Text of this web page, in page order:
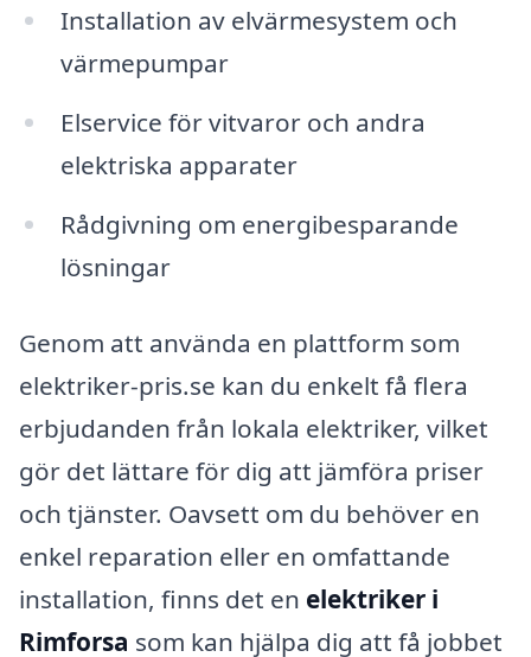
Installation av elvärmesystem och
värmepumpar
Elservice för vitvaror och andra
elektriska apparater
Rådgivning om energibesparande
lösningar
Genom att använda en plattform som
elektriker-pris.se kan du enkelt få flera
erbjudanden från lokala elektriker, vilket
gör det lättare för dig att jämföra priser
och tjänster. Oavsett om du behöver en
enkel reparation eller en omfattande
installation, finns det en elektriker i
Rimforsa som kan hjälpa dig att få jobbet